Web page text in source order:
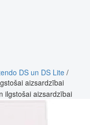
DS un DS Lite/
aizsardzībai